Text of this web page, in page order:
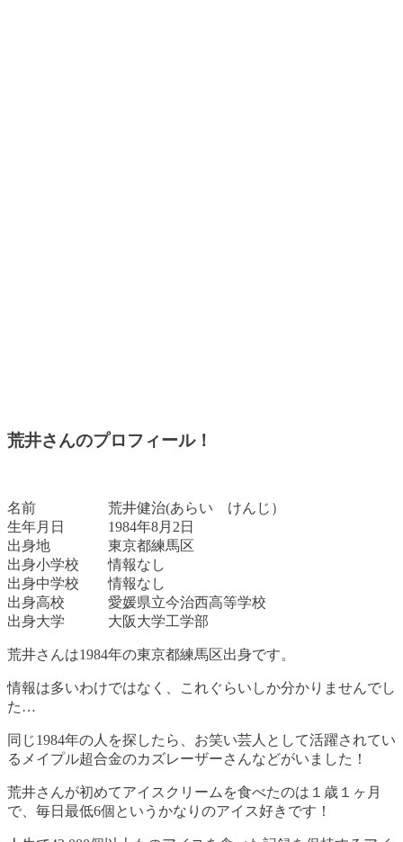
荒井さんのプロフィール！
名前 荒井健治(あらい けんじ）
生年月日 1984年8月2日
出身地 東京都練馬区
出身小学校 情報なし
出身中学校 情報なし
出身高校 愛媛県立今治西高等学校
出身大学 大阪大学工学部
荒井さんは1984年の東京都練馬区出身です。
情報は多いわけではなく、これぐらいしか分かりませんでし
た…
同じ1984年の人を探したら、お笑い芸人として活躍されてい
るメイプル超合金のカズレーザーさんなどがいました！
荒井さんが初めてアイスクリームを食べたのは１歳１ヶ月
で、毎日最低6個というかなりのアイス好きです！